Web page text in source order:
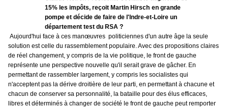
15% les impôts, reçoit Martin Hirsch en grande
pompe et décide de faire de l'Indre-et-Loire un
département test du RSA ?
Aujourd'hui face à ces manœuvres politiciennes d'un autre âge la seule
solution est celle du rassemblement populaire. Avec des propositions claires
de réel changement, y compris de la vie politique, le front de gauche
représente une perspective nouvelle qu'il serait grave de gâcher. En
permettant de rassembler largement, y compris les socialistes qui
n'acceptent pas la dérive droitière de leur parti, en permettant à chacune et
chacun de conserver sa personnalité, la bataille pour des élus efficaces,
libres et déterminés à changer de société le front de gauche peut remporter